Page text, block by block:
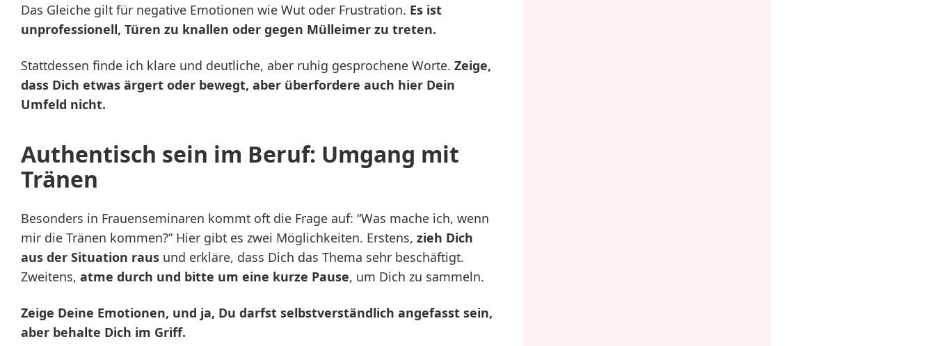
Das Gleiche gilt für negative Emotionen wie Wut oder Frustration. Es ist
unprofessionell, Türen zu knallen oder gegen Mülleimer zu treten.
Stattdessen finde ich klare und deutliche, aber ruhig gesprochene Worte. Zeige,
dass Dich etwas ärgert oder bewegt, aber überfordere auch hier Dein
Umfeld nicht.
Authentisch sein im Beruf: Umgang mit
Tränen
Besonders in Frauenseminaren kommt oft die Frage auf: “Was mache ich, wenn
mir die Tränen kommen?” Hier gibt es zwei Möglichkeiten. Erstens, zieh Dich
aus der Situation raus und erkläre, dass Dich das Thema sehr beschäftigt.
Zweitens, atme durch und bitte um eine kurze Pause, um Dich zu sammeln.
Zeige Deine Emotionen, und ja, Du darfst selbstverständlich angefasst sein,
aber behalte Dich im Griff.